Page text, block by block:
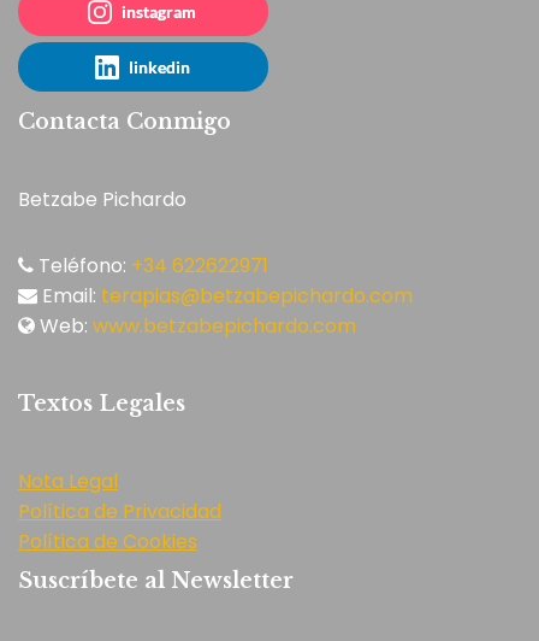
instagram
linkedin
Contacta Conmigo
Betzabe Pichardo
Teléfono: +34 622622971
Email: terapias@betzabepichardo.com
Web: www.betzabepichardo.com
Textos Legales
Nota Legal
Política de Privacidad
Política de Cookies
Suscríbete al Newsletter